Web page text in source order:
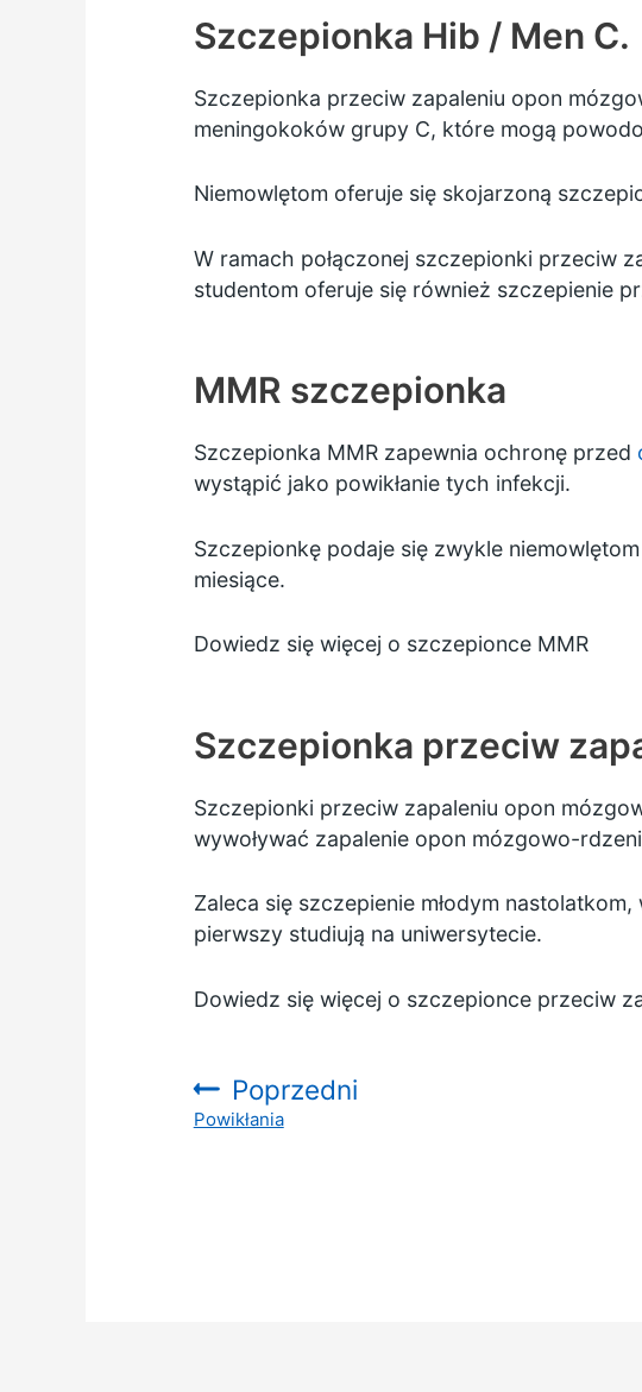
Szczepionka Hib / Men C.
Szczepionka przeciw zapaleniu opon
meningokoków grupy C, które mogą
Niemowlętom oferuje się skojarzoną
W ramach połączonej szczepionki przeciw
studentom oferuje się również szczepienie
MMR szczepionka
Szczepionka MMR zapewnia ochronę przed
wystąpić jako powikłanie tych infekcji.
Szczepionkę podaje się zwykle
miesiące.
Dowiedz się więcej o szczepionce MMR
Szczepionka przeciw
Szczepionki przeciw zapaleniu opon
wywoływać zapalenie opon mózgowo-
Zaleca się szczepienie młodym
pierwszy studiują na uniwersytecie.
Dowiedz się więcej o szczepionce przeciw
Poprzedni
:Powikłania